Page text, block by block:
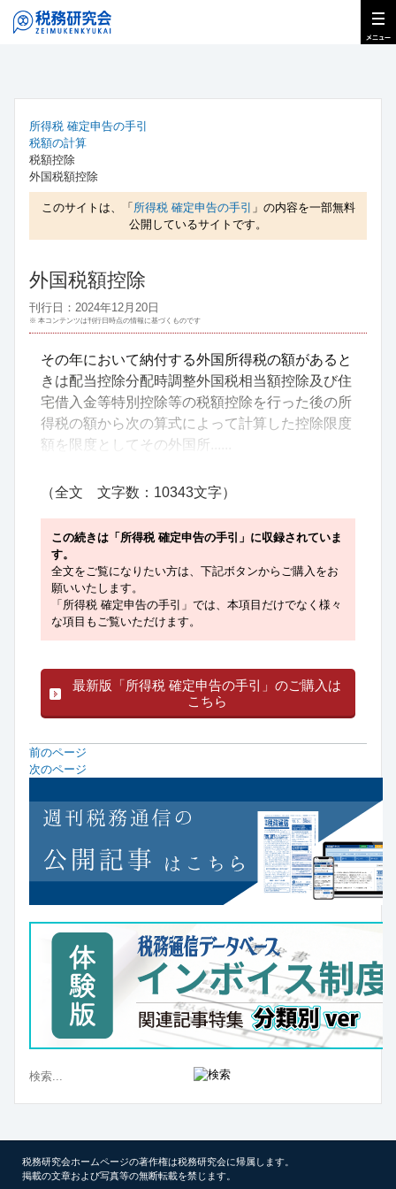
所得税 確定申告の手引
税額の計算
税額控除
外国税額控除
このサイトは、「 所得税 確定申告の手引
」の内容を一部無料
公開しているサイトです。
外国税額控除
刊行日：2024年12月20日
※ 本コンテンツは刊行日時点の情報に基づくものです
その年において納付する外国所得税の額があると
きは配当控除分配時調整外国税相当額控除及び住
宅借入金等特別控除等の税額控除を行った後の所
得税の額から次の算式によって計算した控除限度
額を限度としてその外国所......
（全文 文字数：10343文字）
この続きは「所得税 確定申告の手引」に収録されていま
す。
全文をご覧になりたい方は、下記ボタンからご購入をお
願いいたします。
「所得税 確定申告の手引」では、本項目だけでなく様々
な項目もご覧いただけます。
最新版「所得税 確定申告の手引」のご購入は
こちら
前のページ
次のページ
税務研究会ホームページの著作権は税務研究会に帰属します。
掲載の文章および写真等の無断転載を禁じます。